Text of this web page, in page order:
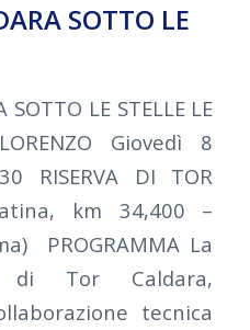
SOTTO LE
LE STELLE LE
Giovedì 8
RISERVA DI TOR
km 34,400 –
PROGRAMMA La
di Tor Caldara,
tecnica